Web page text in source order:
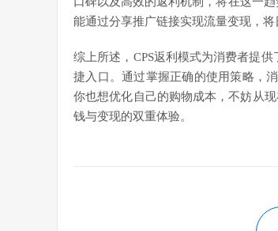
能通过分享推广链接实现流量变现，将
综上所述，CPS返利模式为消费者提
捷入口。通过掌握正确的使用策略，
你也想优化自己的购物成本，不妨从
钱与变现的双重体验。